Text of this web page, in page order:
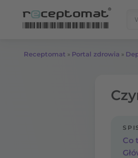
Receptomat » Portal zdrowia »
Co